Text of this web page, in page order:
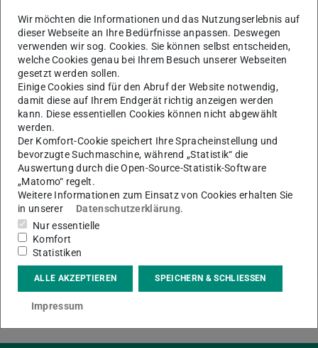
Wegen einer universitätsinternen Veranstaltung im Foyer
des Hörsaal- und Medienzentrums (HMZ) schließt die ULB
Lichtwiese am Freitag, 24.11.23 bereits um 17:00 Uhr.
Wir möchten die Informationen und das Nutzungserlebnis auf
dieser Webseite an Ihre Bedürfnisse anpassen. Deswegen
verwenden wir sog. Cookies. Sie können selbst entscheiden,
welche Cookies genau bei Ihrem Besuch unserer Webseiten
gesetzt werden sollen.
Einige Cookies sind für den Abruf der Website notwendig,
damit diese auf Ihrem Endgerät richtig anzeigen werden
kann. Diese essentiellen Cookies können nicht abgewählt
werden.
Der Komfort-Cookie speichert Ihre Spracheinstellung und
bevorzugte Suchmaschine, während „Statistik“ die
Auswertung durch die Open-Source-Statistik-Software
„Matomo“ regelt.
Weitere Informationen zum Einsatz von Cookies erhalten Sie
in unserer
Datenschutzerklärung.
Nur essentielle
Komfort
Statistiken
ALLE AKZEPTIEREN SPEICHERN & SCHLIESSEN
Impressum